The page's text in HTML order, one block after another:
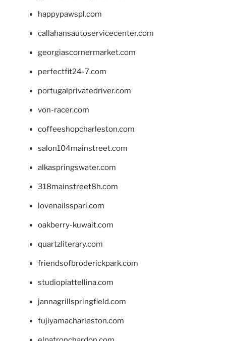
happypawspl.com
callahansautoservicecenter.com
georgiascornermarket.com
perfectfit24-7.com
portugalprivatedriver.com
von-racer.com
coffeeshopcharleston.com
salon104mainstreet.com
alkaspringswater.com
318mainstreet8h.com
lovenailsspari.com
oakberry-kuwait.com
quartzliterary.com
friendsofbroderickpark.com
studiopiattellina.com
jannagrillspringfield.com
fujiyamacharleston.com